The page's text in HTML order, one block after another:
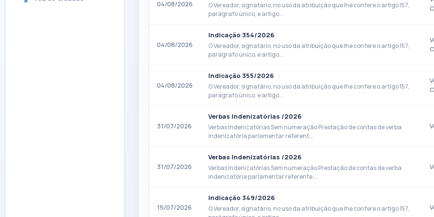
04/08/2026
O Vereador, signatário, no uso da atribuição que lhe confere o artigo 157,
parágrafo único, e artigo...
04/08/2026
Indicação 354/2026
O Vereador, signatário, no uso da atribuição que lhe confere o artigo 157,
parágrafo único, e artigo...
04/08/2026
Indicação 355/2026
O Vereador, signatário, no uso da atribuição que lhe confere o artigo 157,
parágrafo único, e artigo...
31/07/2026
Verbas Indenizatórias /2026
Verbas Indenizatórias Sem numeração Prestação de contas de verba
indenizatória parlamentar referent...
31/07/2026
Verbas Indenizatórias /2026
Verbas Indenizatórias Sem numeração Prestação de contas de verba
indenizatória parlamentar referente...
15/07/2026
Indicação 349/2026
O Vereador, signatário, no uso da atribuição que lhe confere o artigo 157,